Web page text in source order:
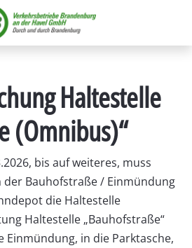
Haltestelle
(Omnibus)“
bis auf weiteres, muss
der Bauhofstraße / Einmündung
die Haltestelle
Haltestelle „Bauhofstraße“
Einmündung, in die Parktasche,